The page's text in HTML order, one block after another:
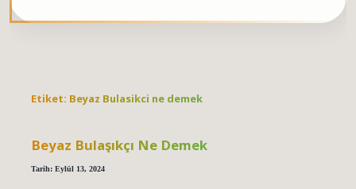
Etiket: Beyaz Bulasikci ne demek
Beyaz Bulaşıkçı Ne Demek
Tarih: Eylül 13, 2024